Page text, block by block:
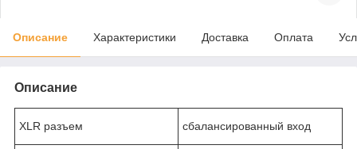
Описание Характеристики Доставка Оплата
Описание
XLR разъем сбалансированный вход